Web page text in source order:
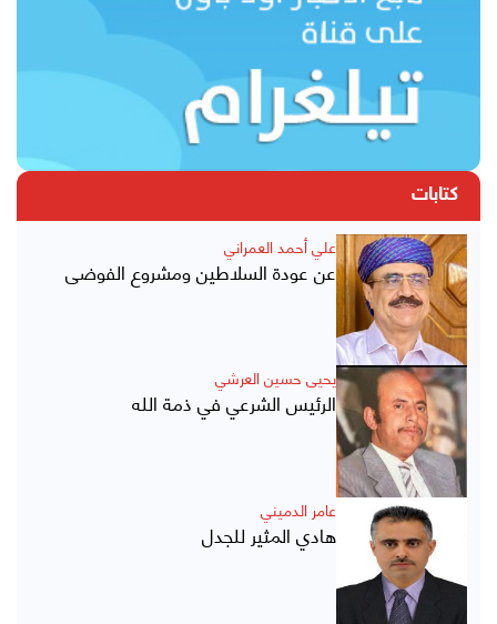
كتابات
علي أحمد العمراني
عن عودة السلاطين ومشروع الفوضى
يحيى حسين العرشي
الرئيس الشرعي في ذمة الله
عامر الدميني
هادي المثير للجدل